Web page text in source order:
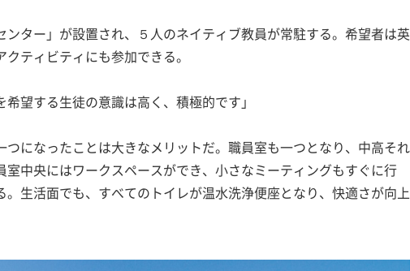
ター」が設置され、５人のネイティブ教員が常駐する。希望者は英
ティビティにも参加できる。
望する生徒の意識は高く、積極的です」
になったことは大きなメリットだ。職員室も一つとなり、中高それ
中央にはワークスペースができ、小さなミーティングもすぐに行
生活面でも、すべてのトイレが温水洗浄便座となり、快適さが向上